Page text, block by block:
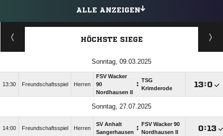
ALLE ANZEIGEN
HÖCHSTE SIEGE
Sonntag, 09.03.2025
13:30 Freundschaftsspiel Herren
FSV Wacker
90
Nordhausen II
: TSG
Krimderode
:
Sonntag, 27.07.2025
14:00 Freundschaftsspiel Herren
SV Anhalt
Sangerhausen :
FSV Wacker 90
Nordhausen II
: